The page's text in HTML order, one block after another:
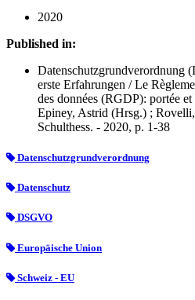
2020
Published in:
Datenschutzgrundverordnung
erste Erfahrungen / Le
des données (RGDP): portée
Epiney, Astrid (Hrsg.) ;
Schulthess. - 2020, p. 1-38
Datenschutzgrundverordnung
Datenschutz
DSGVO
Europäische Union
Schweiz - EU